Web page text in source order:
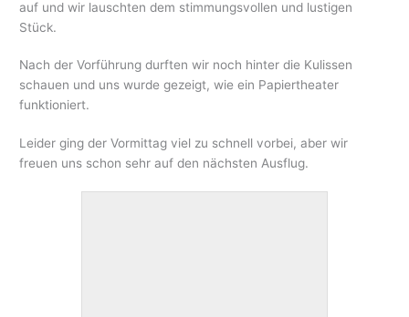
auf und wir lauschten dem stimmungsvollen und lustigen
Stück.
Nach der Vorführung durften wir noch hinter die Kulissen
schauen und uns wurde gezeigt, wie ein Papiertheater
funktioniert.
Leider ging der Vormittag viel zu schnell vorbei, aber wir
freuen uns schon sehr auf den nächsten Ausflug.